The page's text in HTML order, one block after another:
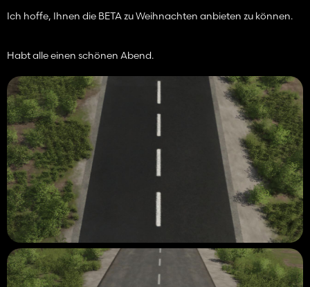
Ich hoffe, Ihnen die BETA zu Weihnachten anbieten zu können.
Habt alle einen schönen Abend.